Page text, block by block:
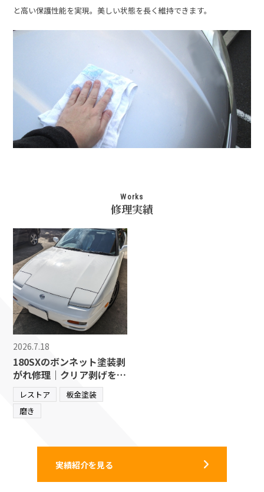
と高い保護性能を実現。美しい状態を長く維持できます。
Works
修理実績
2026.7.18
180SXのボンネット塗装剥
がれ修理｜クリア剥げを再
塗装で美しく修復【愛知県
飛島村】
レストア
板金塗装
磨き
実績紹介を見る